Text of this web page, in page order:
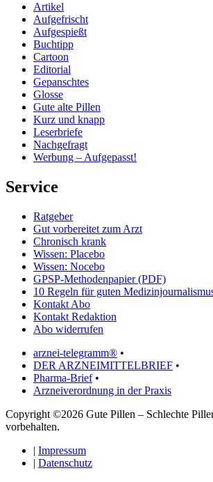
Artikel
Aufgefrischt
Aufgespießt
Buchtipp
Cartoon
Editorial
Gepanschtes
Glosse
Gute alte Pillen
Kurz und knapp
Leserbriefe
Nachgefragt
Werbung – Aufgepasst!
Service
Ratgeber
Gut vorbereitet zum Arzt
Chronisch krank
Wissen: Placebo
Wissen: Nocebo
GPSP-Methodenpapier (PDF)
10 Regeln für guten
Kontakt Abo
Kontakt Redaktion
Abo widerrufen
arznei-telegramm® •
DER ARZNEIMITTELBRIEF •
Pharma-Brief•
Arzneiverordnung in der Praxis
Copyright ©2026 Gute Pillen – Schlechte
vorbehalten.
| Impressum
| Datenschutz